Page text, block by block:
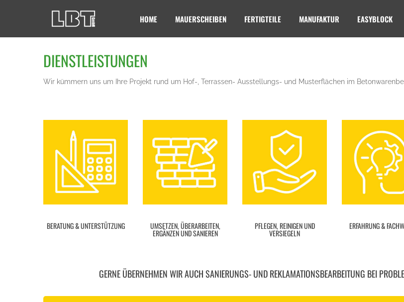
HOME MAUERSCHEIBEN FERTIGTEILE MANUFAKTUR EASYBLOCK
DIENSTLEISTUNGEN
Wir kümmern uns um Ihre Projekt rund um Hof-, Terrassen- Ausstellungs- und Musterflächen im
BERATUNG & UNTERSTÜTZUNG UMSETZEN, ÜBERARBEITEN,
ERGÄNZEN UND SANIEREN
PFLEGEN, REINIGEN UND
VERSIEGELN
ERFAHRUNG &
GERNE ÜBERNEHMEN WIR AUCH SANIERUNGS- UND REKLAMATIONSBEARBEITUNG BEI